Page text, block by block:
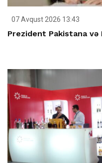
07 Avqust 2026 13:43
Prezident Pakistana